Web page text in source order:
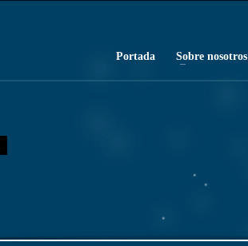
Portada Sobre nosotros